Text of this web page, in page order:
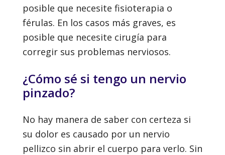
posible que necesite fisioterapia o
férulas. En los casos más graves, es
posible que necesite cirugía para
corregir sus problemas nerviosos.
¿Cómo sé si tengo un nervio
pinzado?
No hay manera de saber con certeza si
su dolor es causado por un nervio
pellizco sin abrir el cuerpo para verlo. Sin